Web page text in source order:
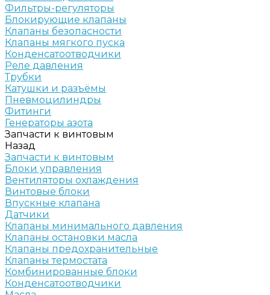
Фильтры-регуляторы
Блокирующие клапаны
Клапаны безопасности
Клапаны мягкого пуска
Конденсатоотводчики
Реле давления
Трубки
Катушки и разъёмы
Пневмоцилиндры
Фитинги
Генераторы азота
Запчасти к винтовым
Назад
Запчасти к винтовым
Блоки управления
Вентиляторы охлаждения
Винтовые блоки
Впускные клапана
Датчики
Клапаны минимального давления
Клапаны остановки масла
Клапаны предохранительные
Клапаны термостата
Комбинированные блоки
Конденсатоотводчики